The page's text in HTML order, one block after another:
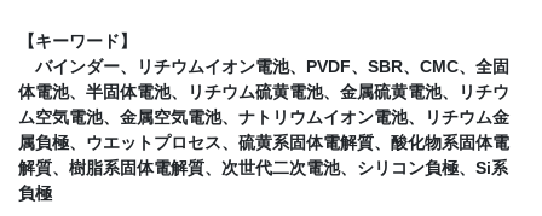
【キーワード】
バインダー、リチウムイオン電池、PVDF、SBR、CMC、全固
体電池、半固体電池、リチウム硫黄電池、金属硫黄電池、リチウ
ム空気電池、金属空気電池、ナトリウムイオン電池、リチウム金
属負極、ウエットプロセス、硫黄系固体電解質、酸化物系固体電
解質、樹脂系固体電解質、次世代二次電池、シリコン負極、Si系
負極